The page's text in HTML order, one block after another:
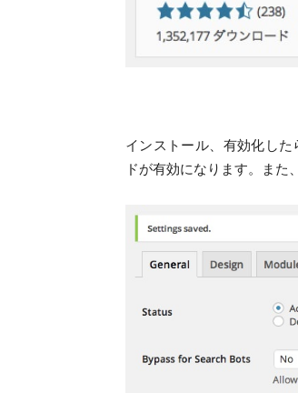
インストール、有効化し
ドが有効になります。また